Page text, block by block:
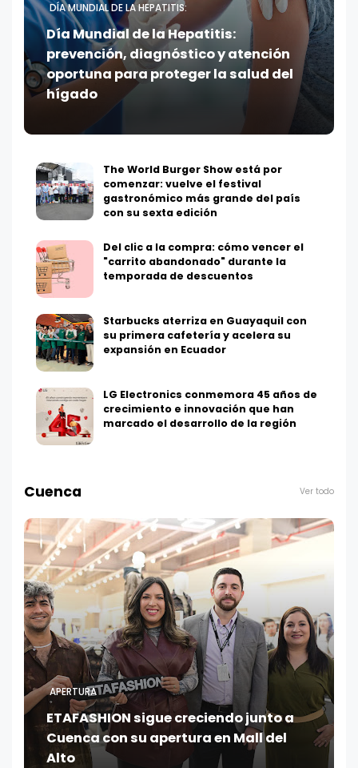
DÍA MUNDIAL DE LA HEPATITIS:
Día Mundial de la Hepatitis:
prevención, diagnóstico y atención
oportuna para proteger la salud del
hígado
The World Burger Show está por
comenzar: vuelve el festival
gastronómico más grande del país
con su sexta edición
Del clic a la compra: cómo vencer el
"carrito abandonado" durante la
temporada de descuentos
Starbucks aterriza en Guayaquil con
su primera cafetería y acelera su
expansión en Ecuador
LG Electronics conmemora 45 años de
crecimiento e innovación que han
marcado el desarrollo de la región
Cuenca Ver todo
APERTURA
ETAFASHION sigue creciendo junto a
Cuenca con su apertura en Mall del
Alto